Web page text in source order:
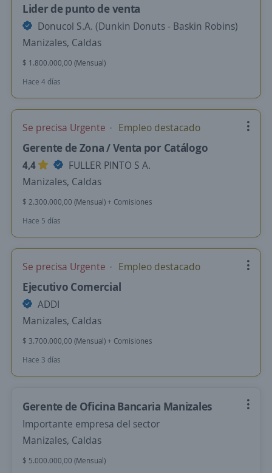
Lider de punto de venta
Donucol S.A. (Dunkin Donuts - Baskin Robins)
Manizales, Caldas
$ 1.800.000,00 (Mensual)
Hace 4 días
Se precisa Urgente Empleo destacado
Gerente de Zona / Venta por Catálogo
4,4
FULLER PINTO S A.
Manizales, Caldas
$ 2.300.000,00 (Mensual) + Comisiones
Hace 5 días
Se precisa Urgente Empleo destacado
Ejecutivo Comercial
ADDI
Manizales, Caldas
$ 3.700.000,00 (Mensual) + Comisiones
Hace 3 días
Gerente de Oficina Bancaria Manizales
Importante empresa del sector
Manizales, Caldas
$ 5.000.000,00 (Mensual)